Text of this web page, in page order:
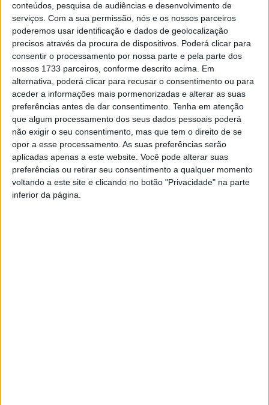
conteúdos, pesquisa de audiências e desenvolvimento de
serviços. Com a sua permissão, nós e os nossos parceiros
poderemos usar identificação e dados de geolocalização
precisos através da procura de dispositivos. Poderá clicar para
consentir o processamento por nossa parte e pela parte dos
nossos 1733 parceiros, conforme descrito acima. Em
alternativa, poderá clicar para recusar o consentimento ou para
aceder a informações mais pormenorizadas e alterar as suas
preferências antes de dar consentimento. Tenha em atenção
que algum processamento dos seus dados pessoais poderá
não exigir o seu consentimento, mas que tem o direito de se
opor a esse processamento. As suas preferências serão
aplicadas apenas a este website. Você pode alterar suas
preferências ou retirar seu consentimento a qualquer momento
voltando a este site e clicando no botão "Privacidade" na parte
inferior da página.
das Organizações Não-Governamentais de Ambiente e
Equiparadas, produtores florestais, associações de
jovens inscritas no Registo Nacional do Associativismo
Jovem, autarquias, corporações de bombeiros e
estabelecimentos de ensino, públicos ou privados, entre
outros.
Quanto aos participantes, quando fizerem a inscrição
deverão escolher, entre os projetos aprovados, qual o
que pretenderão participar.
São parceiros do IPDJ no programa ‘Voluntariado Jovem
para a Natureza e Florestas’, a Autoridade Nacional de